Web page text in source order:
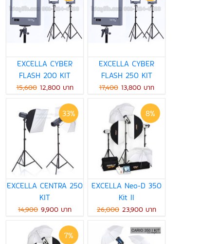
EXCELLA CYBER
FLASH 200 KIT
15,600 12,800 บาท
EXCELLA CYBER
FLASH 250 KIT
17,400 13,800 บาท
33%
EXCELLA CENTRA 250
KIT
14,900 9,900 บาท
8%
EXCELLA Neo-D 350
Kit II
26,000 23,900 บาท
7%